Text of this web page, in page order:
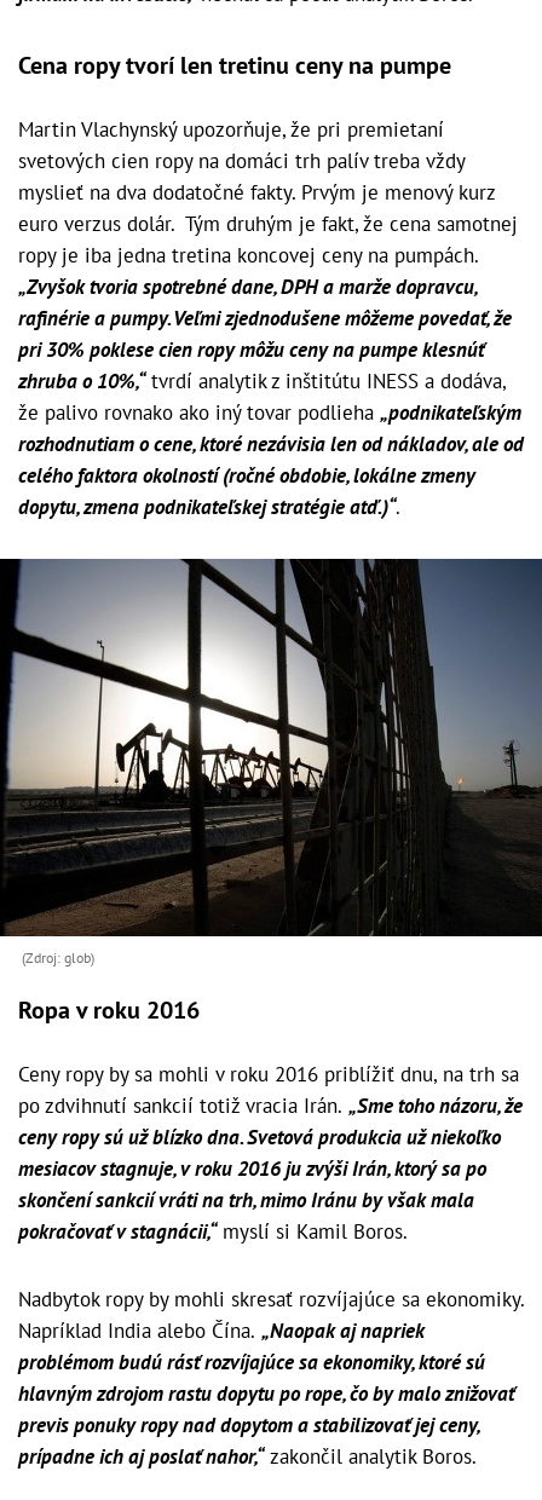
Cena ropy tvorí len tretinu ceny na pumpe
Martin Vlachynský upozorňuje, že pri premietaní
svetových cien ropy na domáci trh palív treba vždy
myslieť na dva dodatočné fakty. Prvým je menový kurz
euro verzus dolár. Tým druhým je fakt, že cena samotnej
ropy je iba jedna tretina koncovej ceny na pumpách.
„Zvyšok tvoria spotrebné dane, DPH a marže dopravcu,
rafinérie a pumpy. Veľmi zjednodušene môžeme povedať, že
pri 30% poklese cien ropy môžu ceny na pumpe klesnúť
zhruba o 10%,“tvrdí analytik z inštitútu INESS a dodáva,
že palivo rovnako ako iný tovar podlieha „podnikateľským
rozhodnutiam o cene, ktoré nezávisia len od nákladov, ale od
celého faktora okolností (ročné obdobie, lokálne zmeny
dopytu, zmena podnikateľskej stratégie atď.)“.
(Zdroj: glob)
Ropa v roku 2016
Ceny ropy by sa mohli v roku 2016 priblížiť dnu, na trh sa
po zdvihnutí sankcií totiž vracia Irán. „Sme toho názoru, že
ceny ropy sú už blízko dna. Svetová produkcia už niekoľko
mesiacov stagnuje, v roku 2016 ju zvýši Irán, ktorý sa po
skončení sankcií vráti na trh, mimo Iránu by však mala
pokračovať v stagnácii,“ myslí si Kamil Boros.
Nadbytok ropy by mohli skresať rozvíjajúce sa ekonomiky.
Napríklad India alebo Čína. „Naopak aj napriek
problémom budú rásť rozvíjajúce sa ekonomiky, ktoré sú
hlavným zdrojom rastu dopytu po rope, čo by malo znižovať
previs ponuky ropy nad dopytom a stabilizovať jej ceny,
prípadne ich aj poslať nahor,“ zakončil analytik Boros.